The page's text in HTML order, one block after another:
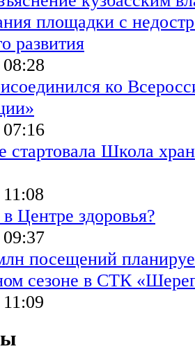
площадки с
развития
ко
стартовала Школа
Центре здоровья?
посещений
сезоне в СТК